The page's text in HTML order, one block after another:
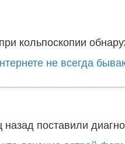
кольпоскопии
не всегда
поставили